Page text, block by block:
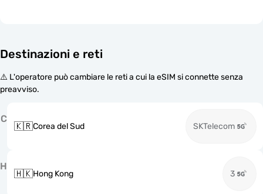
Destinazioni e reti
⚠️ L'operatore può cambiare le reti a cui la eSIM si connette senza
preavviso.
C
🇰🇷Corea del Sud SKTelecom
H
🇭🇰Hong Kong 3